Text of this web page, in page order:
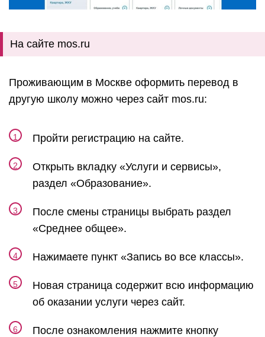
На сайте mos.ru
Проживающим в Москве оформить перевод в
другую школу можно через сайт mos.ru:
Пройти регистрацию на сайте.
Открыть вкладку «Услуги и сервисы»,
раздел «Образование».
После смены страницы выбрать раздел
«Среднее общее».
Нажимаете пункт «Запись во все классы».
Новая страница содержит всю информацию
об оказании услуги через сайт.
После ознакомления нажмите кнопку